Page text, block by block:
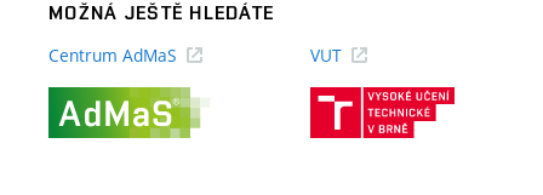
MOŽNÁ JEŠTĚ HLEDÁTE
Centrum AdMaS
VUT
(externí